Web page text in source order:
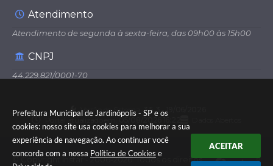
Prefeitura Municipal de Jardinópolis - SP e os
cookies: nosso site usa cookies para melhorar a sua
experiência de navegação. Ao continuar você
concorda com a nossa Política de Cookies e
ACEITAR
Atendimento
Atendimento de segunda à sexta-feira, das 09h00 às 15h00
CNPJ
44.229.821/0001-70
Versão do Sistema: 3.5.3 - 19/06/2026
Portal atualizado em:
05/08/2026 16:22
© Copyright Instar - 2006-2026. Todos os direitos